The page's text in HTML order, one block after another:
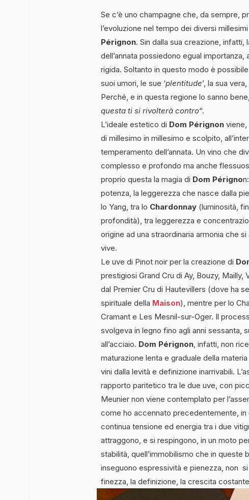
Se c’è uno champagne che, da sempre,
l’evoluzione nel tempo dei diversi
Pérignon. Sin dalla sua creazione, infatti,
dell’annata possiedono egual
rigida. Soltanto in questo modo è
suoi umori, le sue ‘plentitude’, la sua
Perché, e in questa regione lo sanno
questa ti si rivolterà contro“.
L’ideale estetico di Dom Pérignon
di millesimo in millesimo e scolpito,
temperamento dell’annata. Un vino che
complesso e profondo ma anche
proprio questa la magia di Dom Périgno
potenza, la leggerezza che nasce dalla
lo Yang, tra lo Chardonnay (luminosità,
profondità), tra leggerezza e
origine ad una straordinaria armonia che
vive.
Le uve di Pinot noir per la creazione di
prestigiosi Grand Cru di Ay, Bouzy,
dal Premier Cru di Hautevillers (dove ha
spirituale della Maison), mentre per lo
Cramant e Les Mesnil-sur-Oger. Il
svolgeva in legno fino agli anni sessanta,
all’acciaio. Dom Pérignon, infatti, non
maturazione lenta e graduale della
vini dalla levità e definizione inarrivabili.
rapporto paritetico tra le due uve, con
Meunier non viene contemplato per
come ho accennato precedentemente, in
continua tensione ed energia tra i due
attraggono, e si respingono, in un moto
stabilità, quell’immobilismo che in queste
inseguono espressività e pienezza, non
finezza, la definizione, la crescita